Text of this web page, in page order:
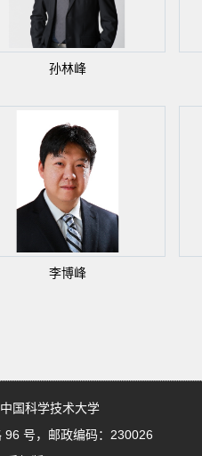
孙林峰
李博峰
国科学技术大学
96 号，邮政编码：230026